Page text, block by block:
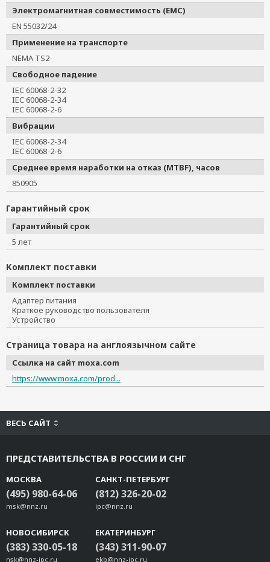
Электромагнитная совместимость (EMC)
EN 55032/24
Применение на транспорте
NEMA TS2
Свободное падение
IEC 60068-2-32
IEC 60068-2-34
IEC 60068-2-6
Вибрации
IEC 60068-2-34
IEC 60068-2-6
Среднее время наработки на отказ (MTBF), часов
850905
Гарантийный срок
Гарантийный срок
5 лет
Комплект поставки
Комплект поставки
Адаптер питания
Краткое руководство пользователя
Устройство
Страница товара на англоязычном сайте
Ссылка на сайт moxa.com
https://www.moxa.com/prod...
ВЕСЬ САЙТ
ПРЕДСТАВИТЕЛЬСТВА В РОССИИ И СНГ
МОСКВА
(495) 980-64-06
msk@nnz.ru
САНКТ-ПЕТЕРБУРГ
(812) 326-20-02
ipc@nnz.ru
НОВОСИБИРСК
(383) 330-05-18
nsk@nnz-ipc.ru
ЕКАТЕРИНБУРГ
(343) 311-90-07
ekb@nnz-ipc.ru